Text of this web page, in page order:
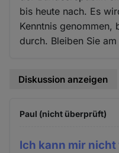
bis heute nach. Es
Kenntnis
durch. Bleiben Sie am
Diskussion anzeigen
Paul (nicht überprüft)
Ich kann mir